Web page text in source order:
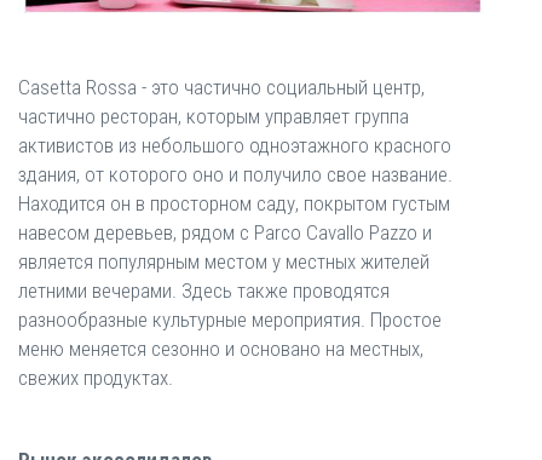
Casetta Rossa - это частично социальный центр,
частично ресторан, которым управляет группа
активистов из небольшого одноэтажного красного
здания, от которого оно и получило свое название.
Находится он в просторном саду, покрытом густым
навесом деревьев, рядом с Parco Cavallo Pazzo и
является популярным местом у местных жителей
летними вечерами. Здесь также проводятся
разнообразные культурные мероприятия. Простое
меню меняется сезонно и основано на местных,
свежих продуктах.